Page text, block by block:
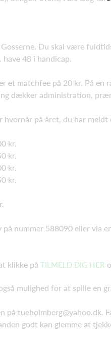
Du skal være
48 i handicap.
et matchfee på 20 kr. På
dækker administration,
hvornår på året, du har meldt
kr.
kr.
kr.
kr.
nummer 588090 eller via
klikke på TILMELD DIG HER
mulighed for at spille en
tueholmberg@yahoo.dk.
godt kan glemme at